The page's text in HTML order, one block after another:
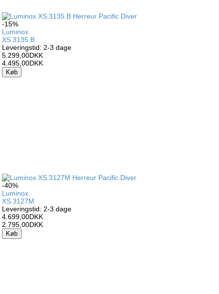
-15%
Luminox
XS.3135.B
Leveringstid: 2-3 dage
5.299,00DKK
4.495,00DKK
Køb
-40%
Luminox
XS.3127M
Leveringstid: 2-3 dage
4.699,00DKK
2.795,00DKK
Køb